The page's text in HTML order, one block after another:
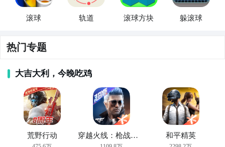
家详解到这里了，相信大家都已经清楚了轨道滚球
可以在下面留言。赶紧下载这个模拟器
玩轨道滚球吧。
滚球 轨道 滚球方块 躲滚球
热门专题
大吉大利，今晚吃鸡
荒野行动 穿越火线：枪战王者 和平精英